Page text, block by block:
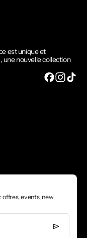
est unique et
une nouvelle collection
events, new